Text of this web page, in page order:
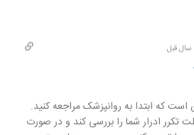
که ابتدا به روانپزشک مراجعه کنید.
تکرر ادرار شما را بررسی کند و در صورت